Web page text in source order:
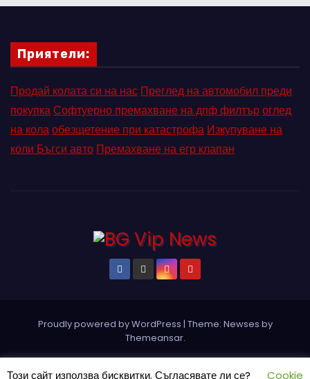
Приятели:
Продай колата си на нас Преглед на автомобил преди
покупкаСофтуерно премахване на дпф филтъроглед
на колаобезщетение при катастрофа Изкупуване на
коли Бъгси авто Премахване на егр клапан
Proudly powered by WordPress | Theme: Newses by
Themeansar.
Този сайт използва бисквитки. Съгласявате ли се? Cookie